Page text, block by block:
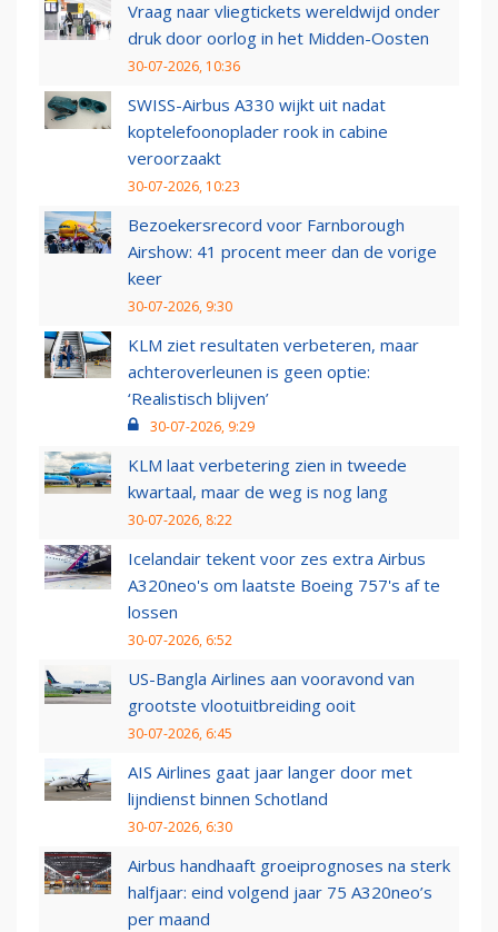
Vraag naar vliegtickets wereldwijd onder
druk door oorlog in het Midden-Oosten
30-07-2026, 10:36
SWISS-Airbus A330 wijkt uit nadat
koptelefoonoplader rook in cabine
veroorzaakt
30-07-2026, 10:23
Bezoekersrecord voor Farnborough
Airshow: 41 procent meer dan de vorige
keer
30-07-2026, 9:30
KLM ziet resultaten verbeteren, maar
achteroverleunen is geen optie:
‘Realistisch blijven’
30-07-2026, 9:29
KLM laat verbetering zien in tweede
kwartaal, maar de weg is nog lang
30-07-2026, 8:22
Icelandair tekent voor zes extra Airbus
A320neo's om laatste Boeing 757's af te
lossen
30-07-2026, 6:52
US-Bangla Airlines aan vooravond van
grootste vlootuitbreiding ooit
30-07-2026, 6:45
AIS Airlines gaat jaar langer door met
lijndienst binnen Schotland
30-07-2026, 6:30
Airbus handhaaft groeiprognoses na sterk
halfjaar: eind volgend jaar 75 A320neo’s
per maand